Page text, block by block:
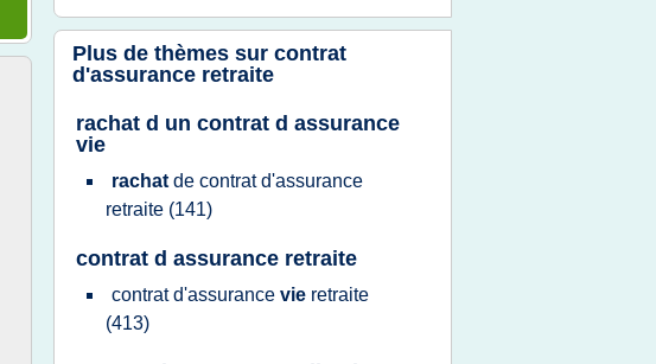
Plus de thèmes sur contrat
d'assurance retraite
rachat d un contrat d assurance
vie
rachat de contrat d'assurance
retraite (141)
contrat d assurance retraite
contrat d'assurance vie retraite
(413)